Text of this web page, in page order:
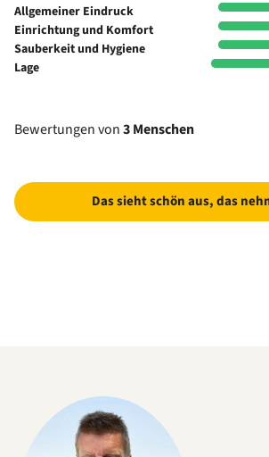
Allgemeiner Eindruck
Einrichtung und Komfort
Sauberkeit und Hygiene
Lage
Bewertungen von3 Menschen
Das sieht schön aus, das